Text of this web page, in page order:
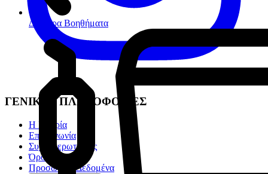
Διάφορα Βοηθήματα
ΓΕΝΙΚΕΣ ΠΛΗΡΟΦΟΡΙΕΣ
Η Εταιρία
Επικοινωνία
Συχνές ερωτήσεις
Όροι χρήσης
Προσωπικά Δεδομένα